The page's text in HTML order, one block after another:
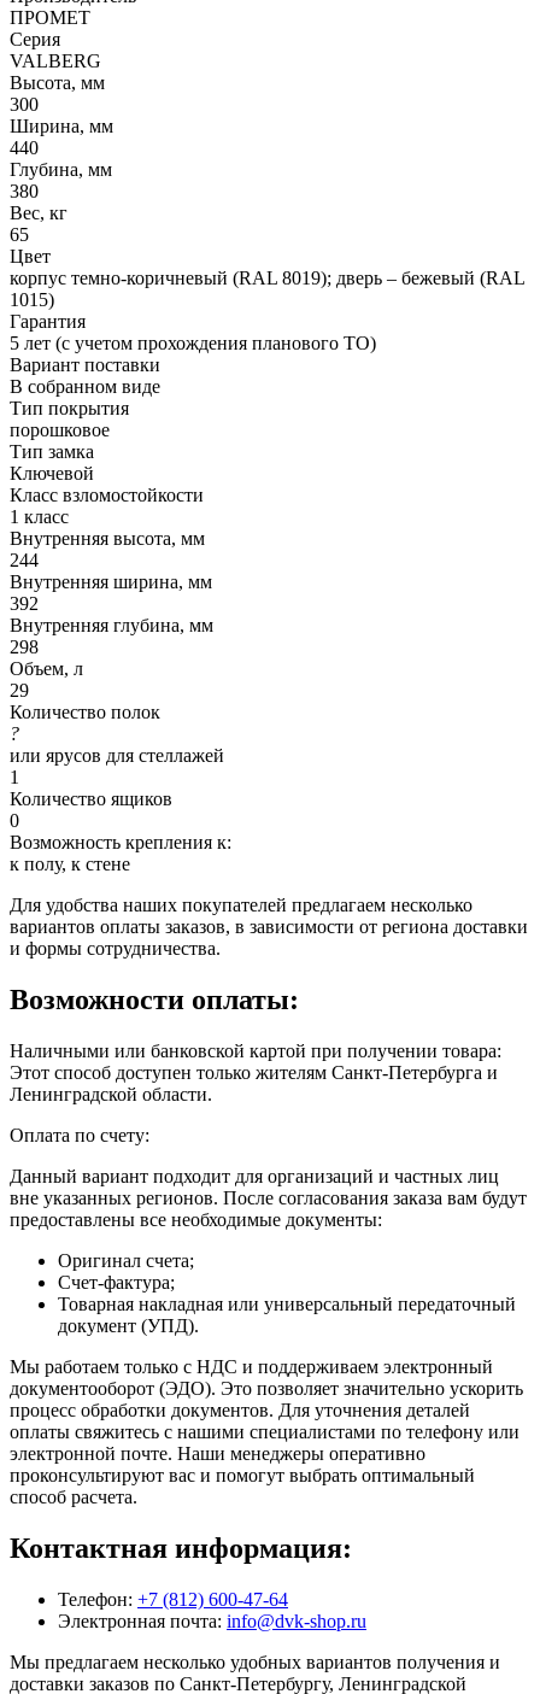
ПРОМЕТ
Серия
VALBERG
Высота, мм
300
Ширина, мм
440
Глубина, мм
380
Вес, кг
65
Цвет
корпус темно-коричневый (RAL 8019); дверь – бежевый (RAL
1015)
Гарантия
5 лет (с учетом прохождения планового ТО)
Вариант поставки
В собранном виде
Тип покрытия
порошковое
Тип замка
Ключевой
Класс взломостойкости
1 класс
Внутренняя высота, мм
244
Внутренняя ширина, мм
392
Внутренняя глубина, мм
298
Объем, л
29
Количество полок
?
или ярусов для стеллажей
1
Количество ящиков
0
Возможность крепления к:
к полу, к стене
Для удобства наших покупателей предлагаем несколько
вариантов оплаты заказов, в зависимости от региона доставки
и формы сотрудничества.
Возможности оплаты:
Наличными или банковской картой при получении товара:
Этот способ доступен только жителям Санкт-Петербурга и
Ленинградской области.
Оплата по счету:
Данный вариант подходит для организаций и частных лиц
вне указанных регионов. После согласования заказа вам будут
предоставлены все необходимые документы:
Оригинал счета;
Счет-фактура;
Товарная накладная или универсальный передаточный
документ (УПД).
Мы работаем только с НДС и поддерживаем электронный
документооборот (ЭДО). Это позволяет значительно ускорить
процесс обработки документов. Для уточнения деталей
оплаты свяжитесь с нашими специалистами по телефону или
электронной почте. Наши менеджеры оперативно
проконсультируют вас и помогут выбрать оптимальный
способ расчета.
Контактная информация:
Телефон: +7 (812) 600-47-64
Электронная почта: info@dvk-shop.ru
Мы предлагаем несколько удобных вариантов получения и
доставки заказов по Санкт-Петербургу, Ленинградской